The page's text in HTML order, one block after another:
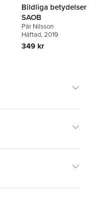
Bildliga betydelser
SAOB
Pär Nilsson
Häftad, 2019
349 kr